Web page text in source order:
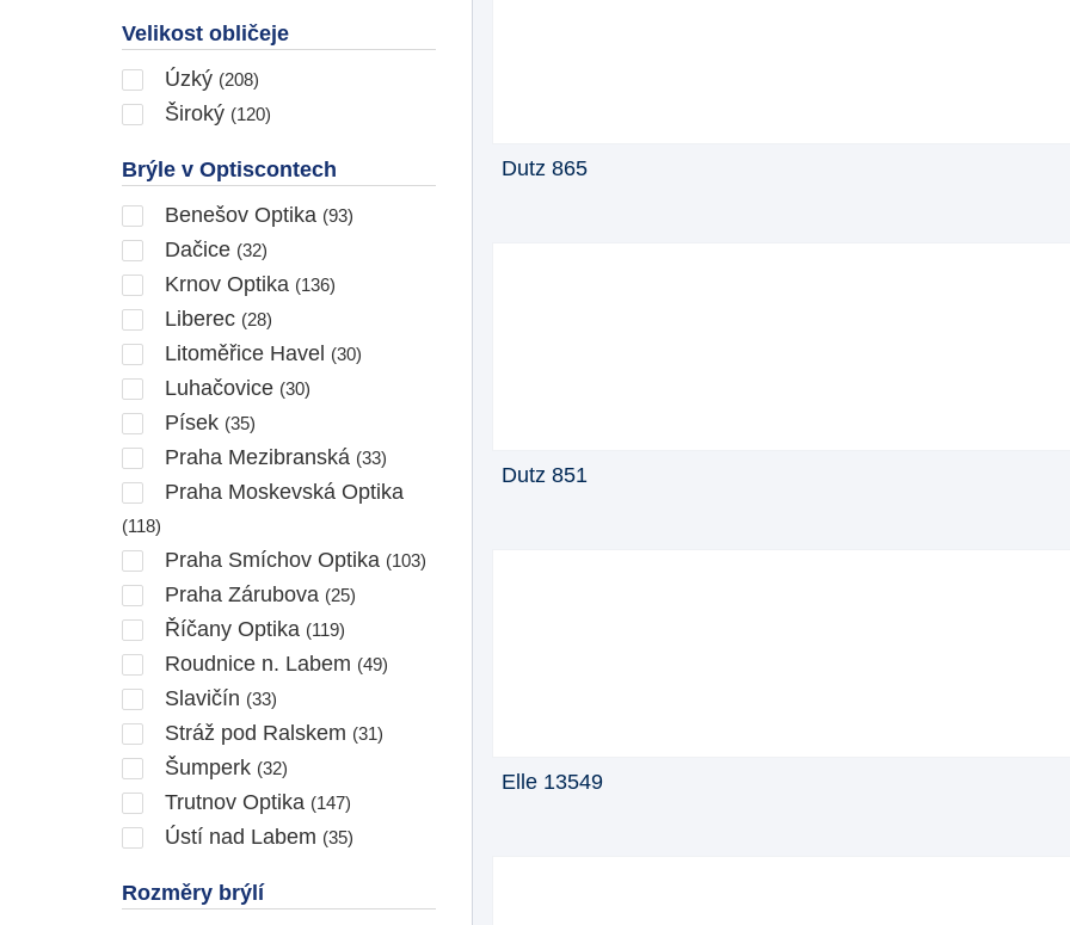
Velikost obličeje
Úzký (208)
Široký (120)
Brýle v Optiscontech
Benešov Optika (93)
Dačice (32)
Krnov Optika (136)
Liberec (28)
Litoměřice Havel (30)
Luhačovice (30)
Písek (35)
Praha Mezibranská (33)
Praha Moskevská Optika
(118)
Praha Smíchov Optika (103)
Praha Zárubova (25)
Říčany Optika (119)
Roudnice n. Labem (49)
Slavičín (33)
Stráž pod Ralskem (31)
Šumperk (32)
Trutnov Optika (147)
Ústí nad Labem (35)
Rozměry brýlí
Dutz 865
Dutz 851
Elle 13549